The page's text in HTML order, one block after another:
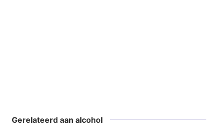
Gerelateerd aan alcohol